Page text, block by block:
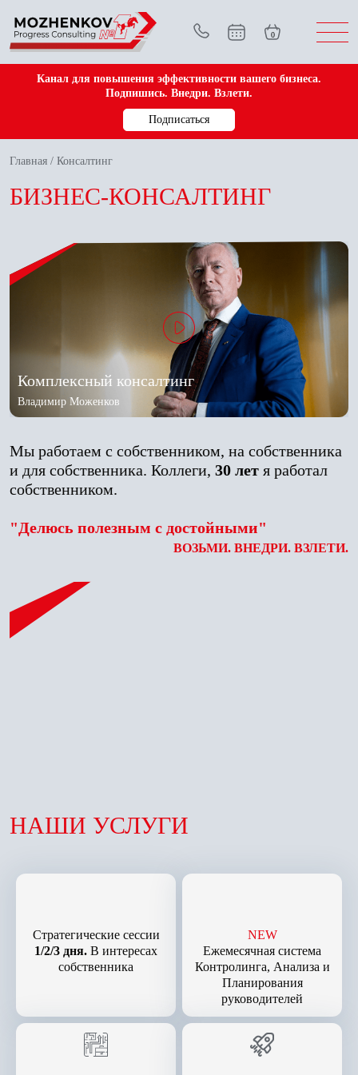
0
Канал для повышения эффективности вашего бизнеса.
Подпишись. Внедри. Взлети.
Подписаться
Главная / Консалтинг
БИЗНЕС-КОНСАЛТИНГ
Комплексный консалтинг
Владимир Моженков
Мы работаем с собственником, на собственника
и для собственника. Коллеги, 30 лет я работал
собственником.
"Делюсь полезным с достойными"
ВОЗЬМИ. ВНЕДРИ. ВЗЛЕТИ.
НАШИ УСЛУГИ
Стратегические сессии
1/2/3 дня. В интересах
собственника
NEW
Ежемесячная система
Контролинга, Анализа и
Планирования
руководителей